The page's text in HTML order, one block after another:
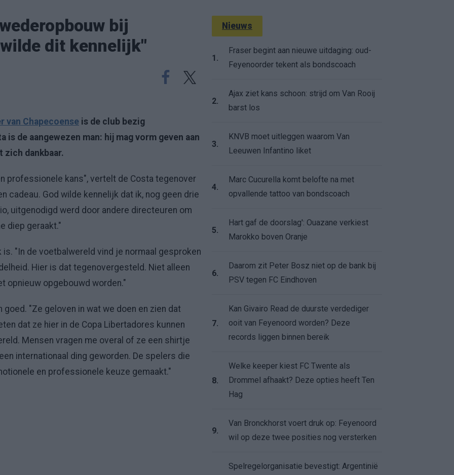
bij
dit kennelijk"
van Chapecoense is de club bezig
de aangewezen man: hij mag vorm geven aan
zich dankbaar.
professionele kans", vertelt de Costa tegenover
cadeau. God wilde kennelijk dat ik, nog geen drie
uitgenodigd werd door andere directeuren om
diep geraakt."
"In de voetbalwereld vind je normaal gesproken
Hier is dat tegenovergesteld. Niet alleen
opnieuw opgebouwd worden."
"Ze geloven in wat we doen en zien dat
dat ze hier in de Copa Libertadores kunnen
Mensen vragen me overal of ze een shirtje
internationaal ding geworden. De spelers die
en professionele keuze gemaakt."
Nieuws
1.
Fraser begint aan nieuwe uitdaging: oud-
Feyenoorder tekent als bondscoach
2.
Ajax ziet kans schoon: strijd om Van Rooij
barst los
3.
KNVB moet uitleggen waarom Van
Leeuwen Infantino liket
4.
Marc Cucurella komt belofte na met
opvallende tattoo van bondscoach
5.
Hart gaf de doorslag': Ouazane verkiest
Marokko boven Oranje
6.
Daarom zit Peter Bosz niet op de bank bij
PSV tegen FC Eindhoven
7.
Kan Givairo Read de duurste verdediger
ooit van Feyenoord worden? Deze
records liggen binnen bereik
8.
Welke keeper kiest FC Twente als
Drommel afhaakt? Deze opties heeft Ten
Hag
9.
Van Bronckhorst voert druk op: Feyenoord
wil op deze twee posities nog versterken
Spelregelorganisatie bevestigt: Argentinië